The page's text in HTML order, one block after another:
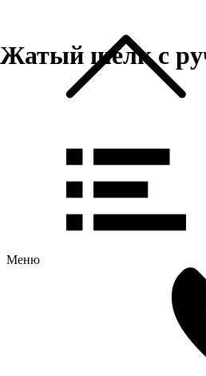
Меню
Жатый шёлк с